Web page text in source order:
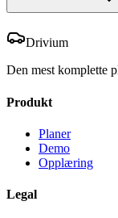
Drivium
Den mest komplette
Produkt
Planer
Demo
Opplæring
Legal